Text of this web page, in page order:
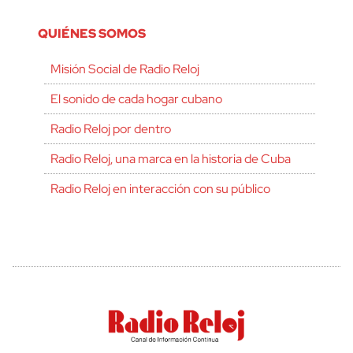
QUIÉNES SOMOS
Misión Social de Radio Reloj
El sonido de cada hogar cubano
Radio Reloj por dentro
Radio Reloj, una marca en la historia de Cuba
Radio Reloj en interacción con su público